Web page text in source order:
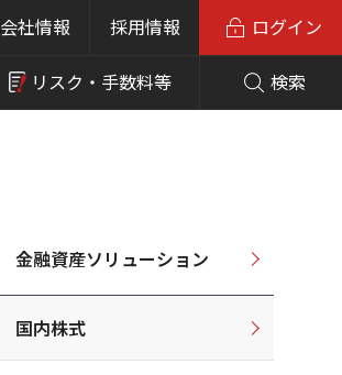
会社情報 採用情報
リスク・ 手数料等 検索
ログイン
金融資産ソリューション
国内株式